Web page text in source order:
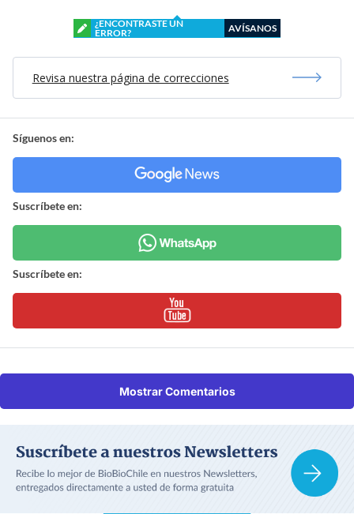
¿ENCONTRASTE UN
ERROR?
AVÍSANOS
Revisa nuestra página de correcciones
Síguenos en:
Suscríbete en:
Suscríbete en:
Mostrar Comentarios